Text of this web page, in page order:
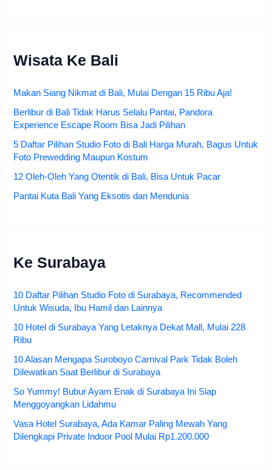
Wisata Ke Bali
Makan Siang Nikmat di Bali, Mulai Dengan 15 Ribu Aja!
Berlibur di Bali Tidak Harus Selalu Pantai, Pandora
Experience Escape Room Bisa Jadi Pilihan
5 Daftar Pilihan Studio Foto di Bali Harga Murah, Bagus Untuk
Foto Prewedding Maupun Kostum
12 Oleh-Oleh Yang Otentik di Bali, Bisa Untuk Pacar
Pantai Kuta Bali Yang Eksotis dan Mendunia
Ke Surabaya
10 Daftar Pilihan Studio Foto di Surabaya, Recommended
Untuk Wisuda, Ibu Hamil dan Lainnya
10 Hotel di Surabaya Yang Letaknya Dekat Mall, Mulai 228
Ribu
10 Alasan Mengapa Suroboyo Carnival Park Tidak Boleh
Dilewatkan Saat Berlibur di Surabaya
So Yummy! Bubur Ayam Enak di Surabaya Ini Siap
Menggoyangkan Lidahmu
Vasa Hotel Surabaya, Ada Kamar Paling Mewah Yang
Dilengkapi Private Indoor Pool Mulai Rp1.200.000